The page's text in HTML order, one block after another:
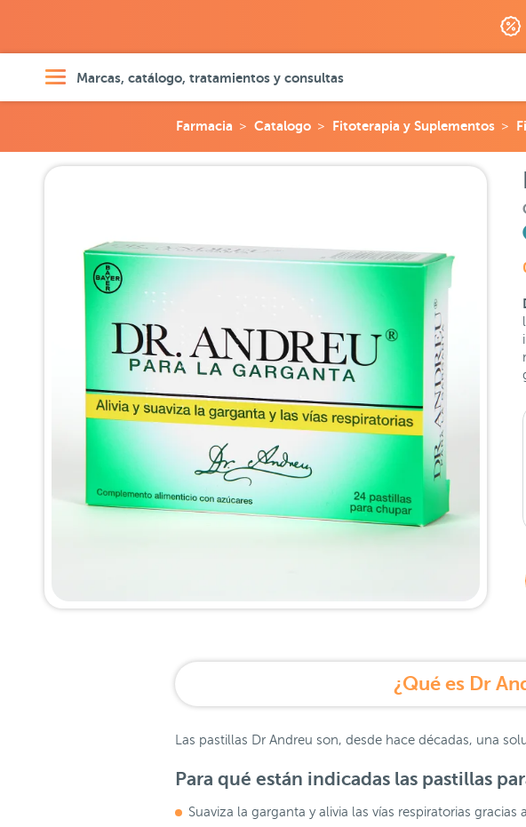
Marcas, catálogo, tratamientos y consultas
Farmacia Catalogo Fitoterapia y Suplementos
¿Qué es Dr
Las pastillas Dr Andreu son, desde hace décadas, una
Para qué están indicadas las pastillas
Suaviza la garganta y alivia las vías respiratorias gracias